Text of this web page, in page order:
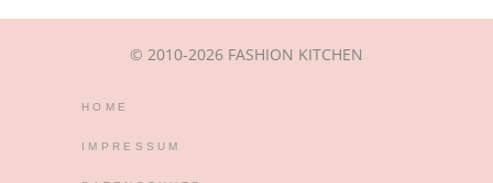
© 2010-2026 FASHION KITCHEN
HOME
IMPRESSUM